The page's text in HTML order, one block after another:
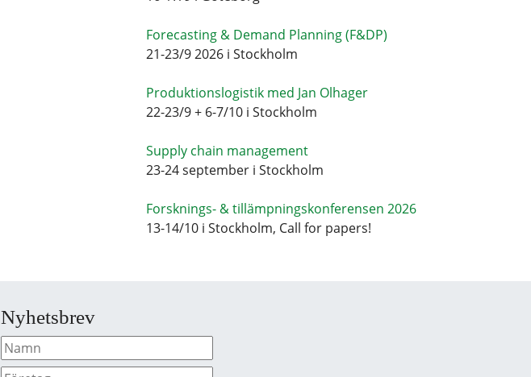
Forecasting & Demand Planning (F&DP)
21-23/9 2026 i Stockholm
Produktionslogistik med Jan Olhager
22-23/9 + 6-7/10 i Stockholm
Supply chain management
23-24 september i Stockholm
Forsknings- & tillämpningskonferensen 2026
13-14/10 i Stockholm, Call for papers!
Nyhetsbrev